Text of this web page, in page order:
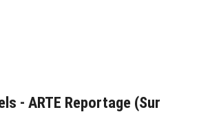
- ARTE Reportage (sur